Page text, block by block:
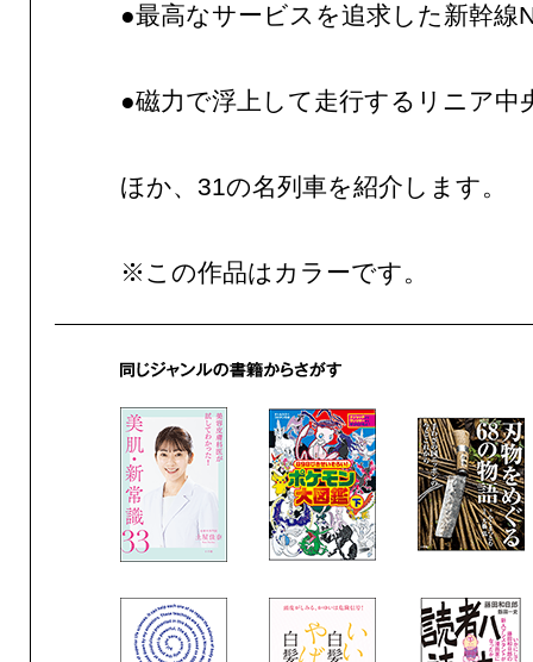
●最高なサービスを追求した新幹線
●磁力で浮上して走行するリニア中
ほか、31の名列車を紹介します。
※この作品はカラーです。